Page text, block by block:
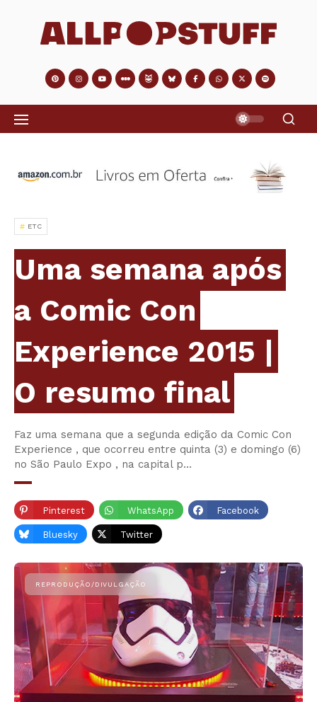
ETC
Uma semana após
a Comic Con
Experience 2015 |
O resumo final
Faz uma semana que a segunda edição da Comic Con
Experience , que ocorreu entre quinta (3) e domingo (6)
no São Paulo Expo , na capital p…
Pinterest WhatsApp Facebook
Bluesky Twitter